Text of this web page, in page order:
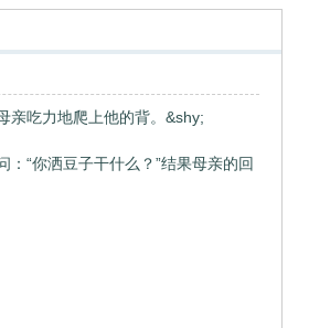
亲吃力地爬上他的背。&shy;
“你洒豆子干什么？”结果母亲的回